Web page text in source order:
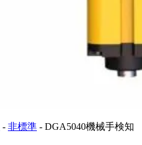
- 非標準 - DGA5040機械手検知